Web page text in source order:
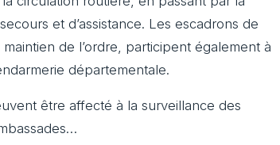
et d’assistance. Les escadrons de
de l’ordre, participent également à
départementale.
être affecté à la surveillance des